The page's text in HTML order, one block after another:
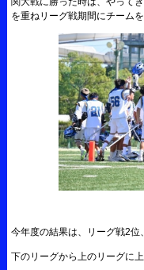
を重ねリーグ戦期間にチーム
今年度の結果は、リーグ戦2位
下のリーグから上のリーグに